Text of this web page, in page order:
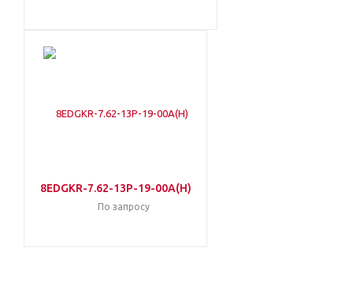
8EDGKR-7.62-13P-19-00A(H)
По запросу